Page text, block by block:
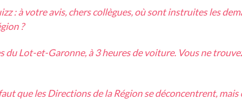
: à votre avis, chers collègues, où sont instruites les
?
du Lot-et-Garonne, à 3 heures de voiture. Vous ne
que les Directions de la Région se déconcentrent,